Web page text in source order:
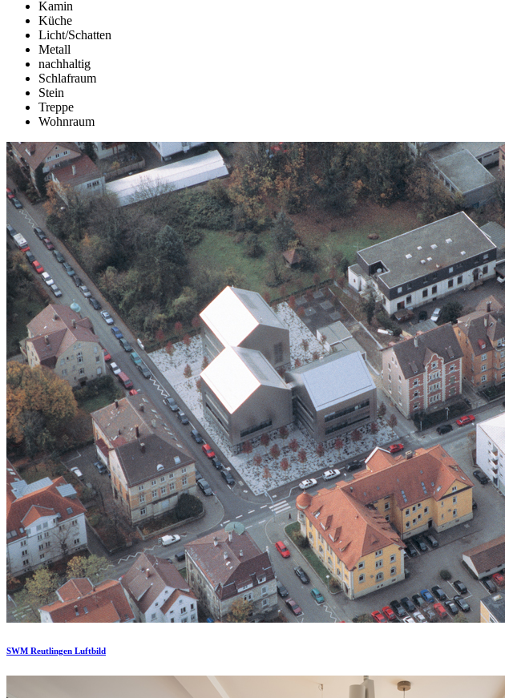
Kamin
Küche
Licht/Schatten
Metall
nachhaltig
Schlafraum
Stein
Treppe
Wohnraum
SWM Reutlingen Luftbild